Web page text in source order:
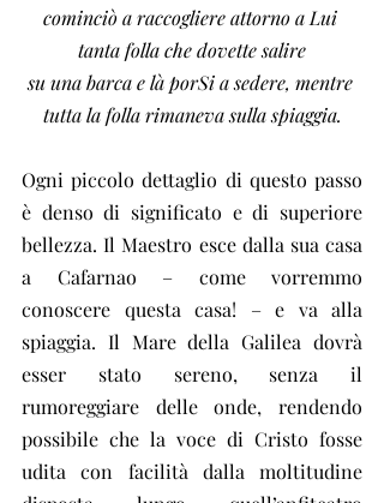
cominciò a raccogliere attorno a Lui
tanta folla che dovette salire
su una barca e là porSi a sedere, mentre
tutta la folla rimaneva sulla spiaggia.
Ogni piccolo dettaglio di questo passo
è denso di significato e di superiore
bellezza. Il Maestro esce dalla sua casa
a Cafarnao – come vorremmo
conoscere questa casa! – e va alla
spiaggia. Il Mare della Galilea dovrà
esser stato sereno, senza il
rumoreggiare delle onde, rendendo
possibile che la voce di Cristo fosse
udita con facilità dalla moltitudine